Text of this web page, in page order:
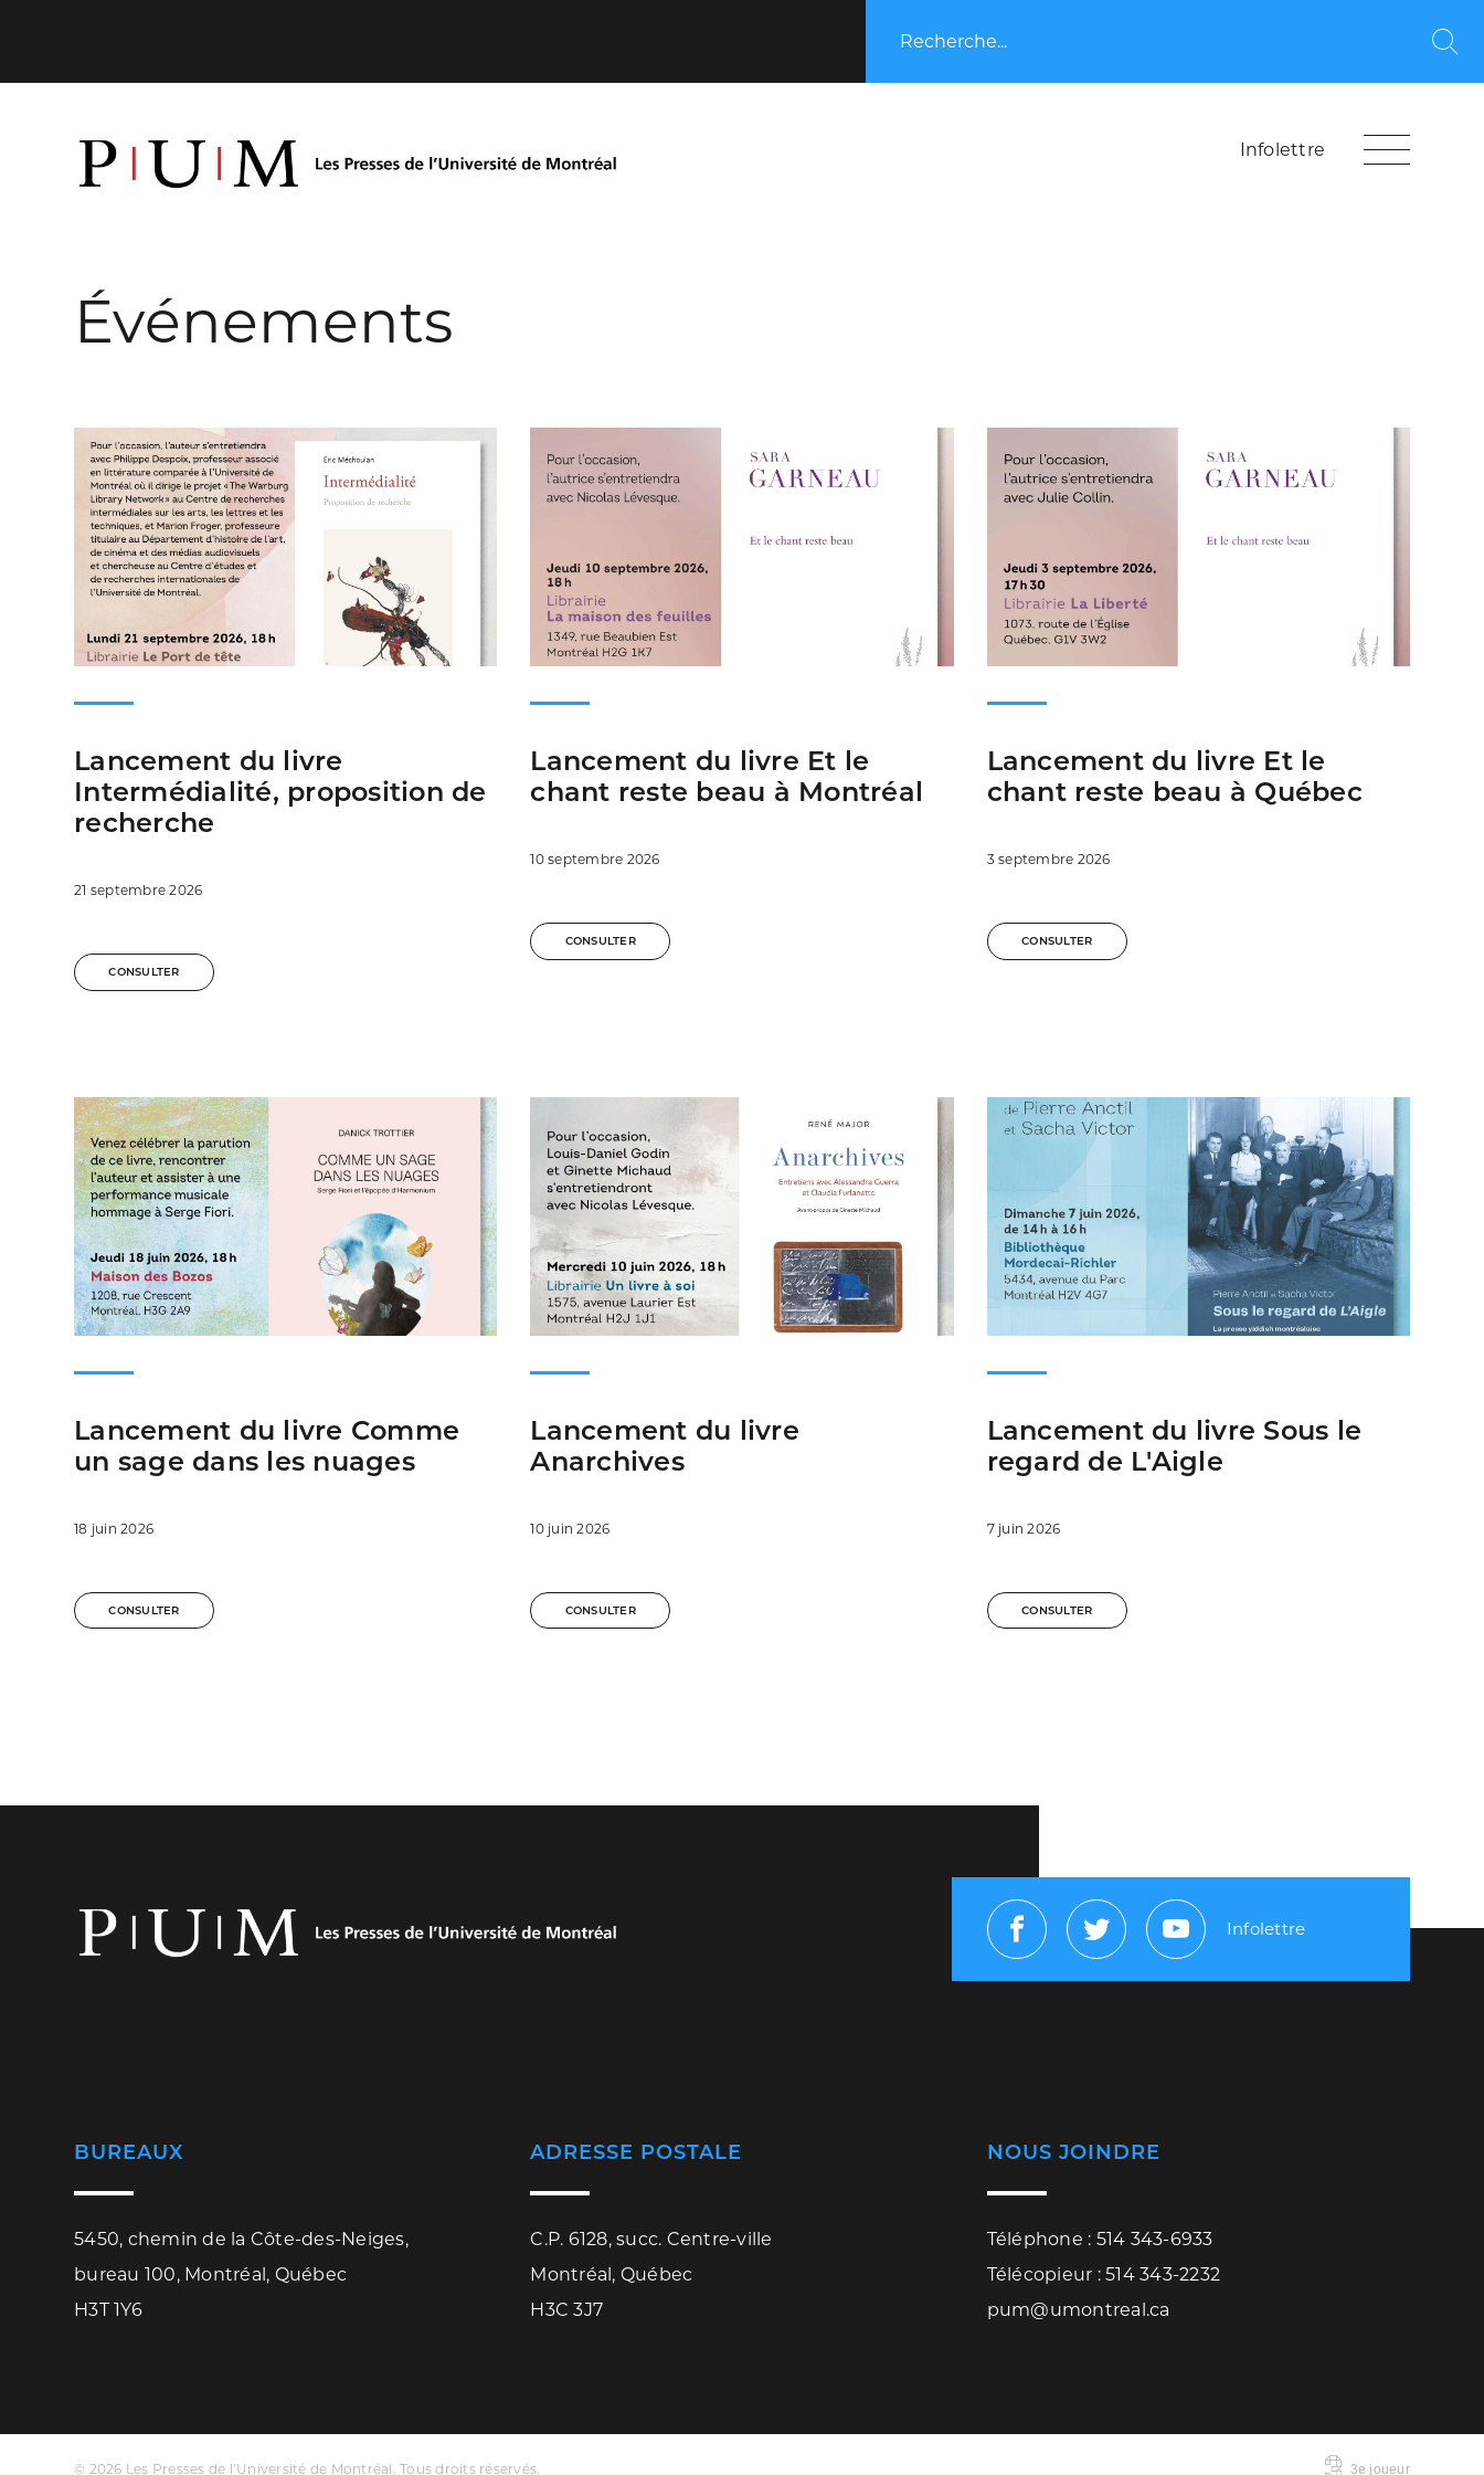
Recherche...
Infolettre
Événements
Lancement du livre
Intermédialité, proposition de
recherche
21 septembre 2026
CONSULTER
Lancement du livre Et le
chant reste beau à Montréal
10 septembre 2026
CONSULTER
Lancement du livre Et le
chant reste beau à Québec
3 septembre 2026
CONSULTER
Lancement du livre Comme
un sage dans les nuages
18 juin 2026
CONSULTER
Lancement du livre
Anarchives
10 juin 2026
CONSULTER
Lancement du livre Sous le
regard de L'Aigle
7 juin 2026
CONSULTER
FacebookTwitterYoutube
Infolettre
BUREAUX
5450, chemin de la Côte-des-Neiges,
bureau 100, Montréal, Québec
H3T 1Y6
ADRESSE POSTALE
C.P. 6128, succ. Centre-ville
Montréal, Québec
H3C 3J7
NOUS JOINDRE
Téléphone : 514 343-6933
Télécopieur : 514 343-2232
pum@umontreal.ca
© 2026 Les Presses de l’Université de Montréal. Tous droits réservés. 3e joueur